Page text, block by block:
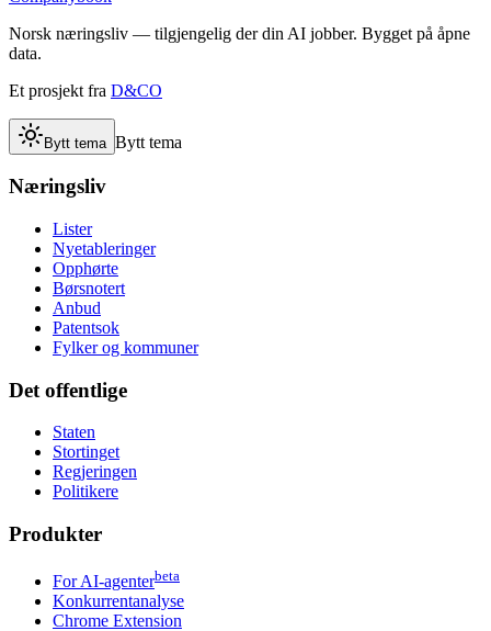
Norsk næringsliv — tilgjengelig der din AI jobber. Bygget på åpne
data.
Et prosjekt fra D&CO
Bytt tema Bytt tema
Næringsliv
Lister
Nyetableringer
Opphørte
Børsnotert
Anbud
Patentsok
Fylker og kommuner
Det offentlige
Staten
Stortinget
Regjeringen
Politikere
Produkter
For AI-agenterbeta
Konkurrentanalyse
Chrome Extension